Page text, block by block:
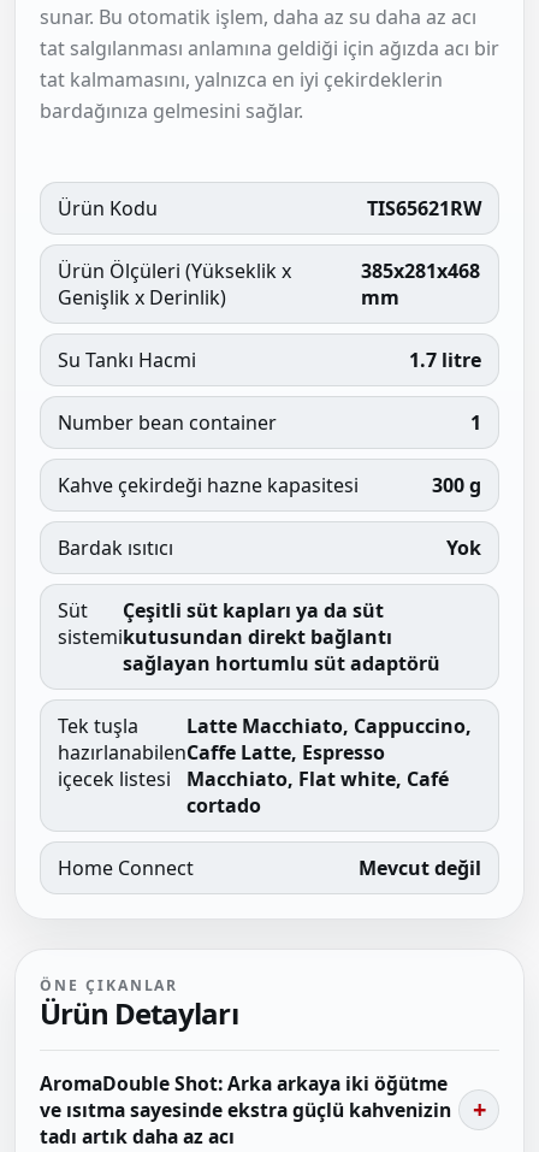
sunar. Bu otomatik işlem, daha az su daha az acı
tat salgılanması anlamına geldiği için ağızda acı bir
tat kalmamasını, yalnızca en iyi çekirdeklerin
bardağınıza gelmesini sağlar.
Ürün Kodu TIS65621RW
Ürün Ölçüleri (Yükseklik x
Genişlik x Derinlik)
385x281x468
mm
Su Tankı Hacmi 1.7 litre
Number bean container 1
Kahve çekirdeği hazne kapasitesi 300 g
Bardak ısıtıcı Yok
Süt
sistemi
Çeşitli süt kapları ya da süt
kutusundan direkt bağlantı
sağlayan hortumlu süt adaptörü
Tek tuşla
hazırlanabilen
içecek listesi
Latte Macchiato, Cappuccino,
Caffe Latte, Espresso
Macchiato, Flat white, Café
cortado
Home Connect Mevcut değil
ÖNE ÇIKANLAR
Ürün Detayları
AromaDouble Shot: Arka arkaya iki öğütme
ve ısıtma sayesinde ekstra güçlü kahvenizin
tadı artık daha az acı